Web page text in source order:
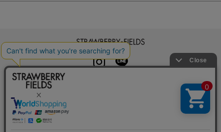
INSTAGRAM
LINE
初めての方へ 特定商取引法に基づく表記
プライバシーポリシー 会社概要
採用情報 カレンダーコレクション 店舗一覧